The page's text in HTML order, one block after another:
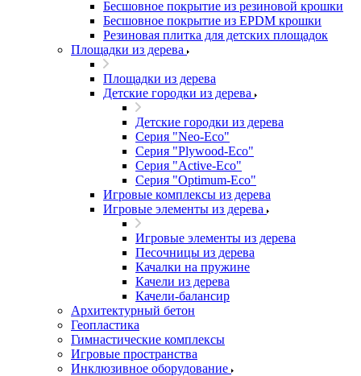
Бесшовное покрытие из резиновой крошки
Бесшовное покрытие из EPDM крошки
Резиновая плитка для детских площадок
Площадки из дерева
Площадки из дерева
Детские городки из дерева
Детские городки из дерева
Серия "Neo-Eco"
Серия "Plywood-Eco"
Серия "Active-Eco"
Серия "Оptimum-Еco"
Игровые комплексы из дерева
Игровые элементы из дерева
Игровые элементы из дерева
Песочницы из дерева
Качалки на пружине
Качели из дерева
Качели-балансир
Архитектурный бетон
Геопластика
Гимнастические комплексы
Игровые пространства
Инклюзивное оборудование